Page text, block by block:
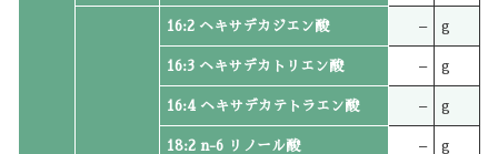
16:2 ヘキサデカジエン酸 – g
16:3 ヘキサデカトリエン酸 – g
16:4 ヘキサデカテトラエン酸 – g
18:2 n-6 リノール酸 – g